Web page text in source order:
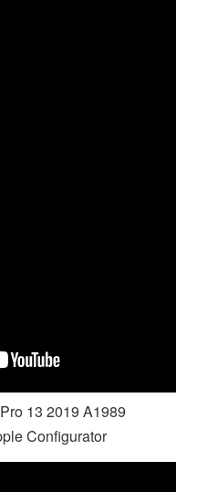
13 2019 A1989
Configurator